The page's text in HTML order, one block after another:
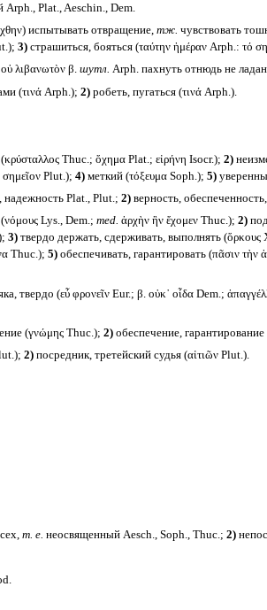
Arph., Plat., Aeschin., Dem.
испытывать отвращение, тж. чувствовать
3)страшиться, бояться (ταύτην ἡμέραν Arph.: τό
λιβανωτὸν β. шутл. Arph. пахнуть отнюдь не
(τινά Arph.); 2)робеть, пугаться (τινά Arph.).
Thuc.; ὄχημα Plat.; εἰρήνη Isocr.); 2)
Plut.); 4)меткий (τόξευμα Soph.); 5)
Plat., Plut.; 2)верность,
Lys., Dem.; med. ἀρχὴν ἣν ἔχομεν Thuc.); 2)
3)твердо держать, сдерживать, выполнять (ὅρκους
Thuc.); 5)обеспечивать, гарантировать (πᾶσιν τὴν
твердо (εὖ φρονεῖν Eur.; β. οὐκ᾽ οἶδα Dem.;
(γνώμης Thuc.); 2)обеспечение,
2)посредник, третейский судья (αἰτιῶν Plut.).
т. е. неосвященный Aesch., Soph., Thuc.; 2)